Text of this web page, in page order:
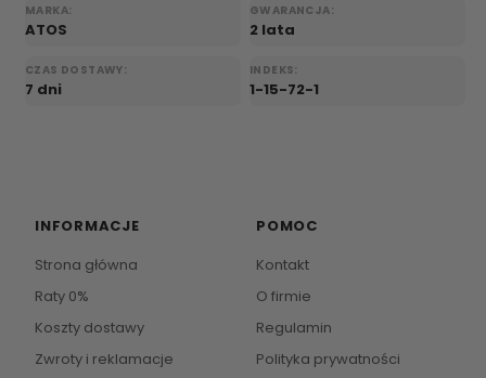
MARKA:
ATOS
GWARANCJA:
2 lata
CZAS DOSTAWY:
7 dni
INDEKS:
1-15-72-1
INFORMACJE
Strona główna
Raty 0%
Koszty dostawy
Zwroty i reklamacje
POMOC
Kontakt
O firmie
Regulamin
Polityka prywatności